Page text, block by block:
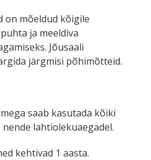
on mõeldud kõigile
ja meeldiva
Jõusaali
järgmisi põhimõtteid.
saab kasutada kõiki
lahtiolekuaegadel.
kehtivad 1 aasta.